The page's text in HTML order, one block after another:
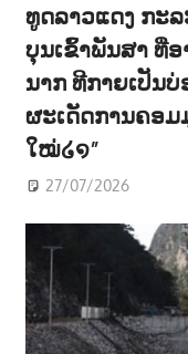
ທູດລາວແດງ ກະ
ບຸນເຂົ້າພັນສາ ທີ່
ນາກ ທີກາຍເປັນ
ຜະເດັດການຄອ
ໃໝ່໒໑”
27/07/2026